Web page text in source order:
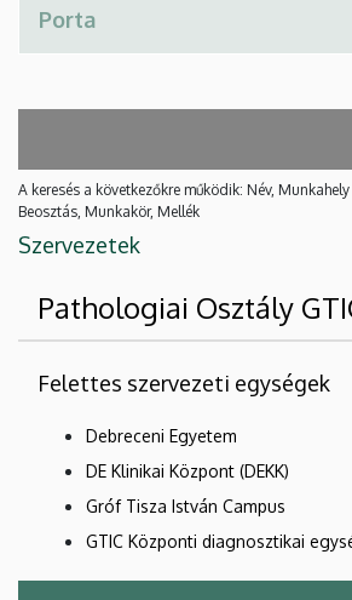
A keresés a következőkre működik: Név,
Beosztás, Munkakör, Mellék
Szervezetek
Pathologiai Osztály
Felettes szervezeti egységek
Debreceni Egyetem
DE Klinikai Központ (DEKK)
Gróf Tisza István Campus
GTIC Központi diagnosztikai